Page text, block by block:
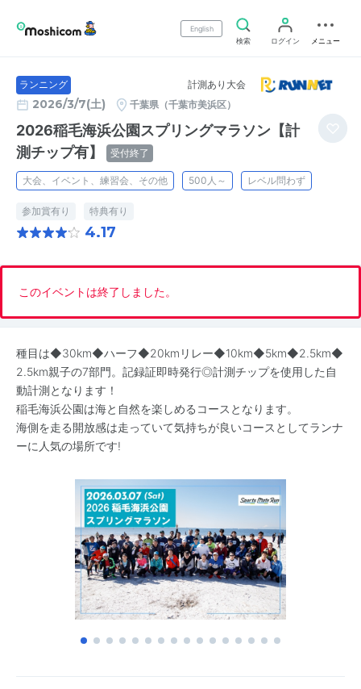
English
検索
ログイン メニュー
ランニング 計測あり大会
2026/3/7(土) 千葉県（千葉市美浜区）
2026稲毛海浜公園スプリングマラソン【計
測チップ有】
受付終了
大会、イベント、練習会、その他 500人～ レベル問わず
参加賞有り 特典有り
4.17
このイベントは終了しました。
種目は◆30km◆ハーフ◆20kmリレー◆10km◆5km◆2.5km◆
2.5km親子の7部門。記録証即時発行◎計測チップを使用した自
動計測となります！
稲毛海浜公園は海と自然を楽しめるコースとなります。
海側を走る開放感は走っていて気持ちが良いコースとしてランナ
ーに人気の場所です!